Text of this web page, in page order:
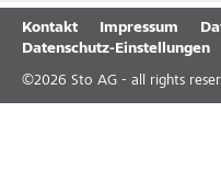
Kontakt Impressum
Datenschutz-Einstellungen
©2026 Sto AG - all rights